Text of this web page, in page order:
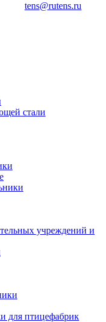
tens@rutens.ru
стали
учреждений и
для птицефабрик